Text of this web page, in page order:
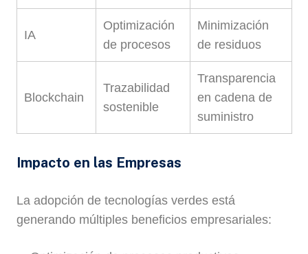
IA
Optimización
de procesos
Minimización
de residuos
Blockchain
Trazabilidad
sostenible
Transparencia
en cadena de
suministro
Impacto en las Empresas
La adopción de tecnologías verdes está
generando múltiples beneficios empresariales: